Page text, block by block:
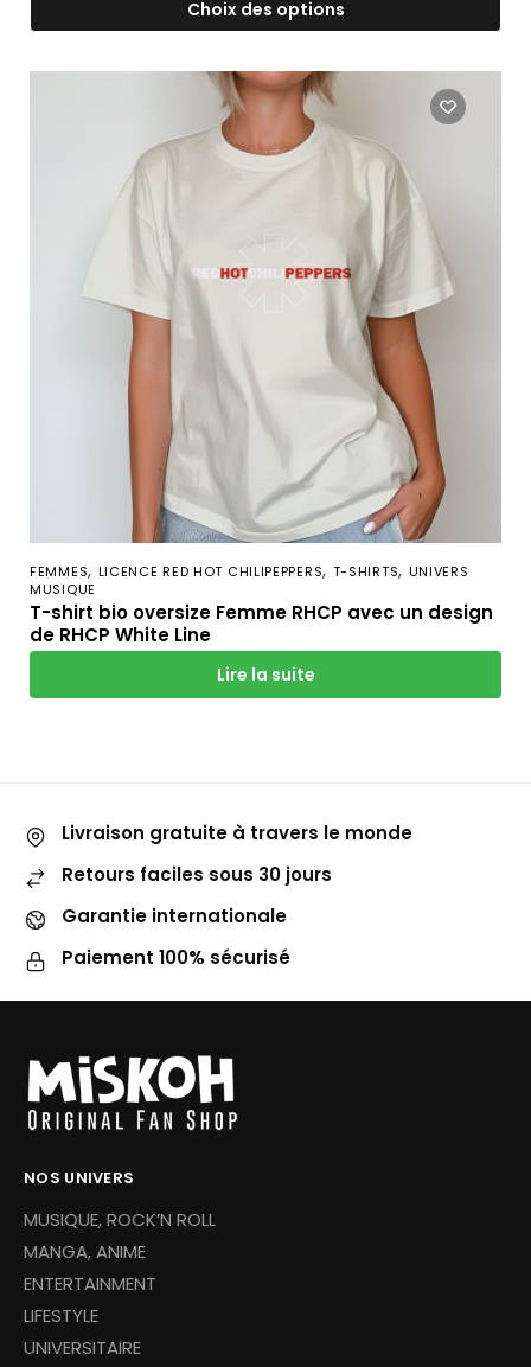
Choix des options
FEMMES, LICENCE RED HOT CHILIPEPPERS, T-SHIRTS, UNIVERS
MUSIQUE
T-shirt bio oversize Femme RHCP avec un design
de RHCP White Line
Lire la suite
Livraison gratuite à travers le monde
Retours faciles sous 30 jours
Garantie internationale
Paiement 100% sécurisé
NOS UNIVERS
MUSIQUE, ROCK’N ROLL
MANGA, ANIME
ENTERTAINMENT
LIFESTYLE
UNIVERSITAIRE